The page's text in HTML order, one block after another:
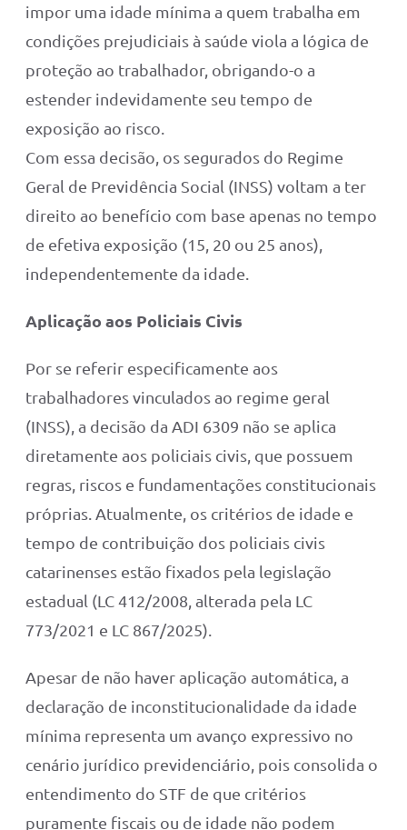
impor uma idade mínima a quem trabalha em
condições prejudiciais à saúde viola a lógica de
proteção ao trabalhador, obrigando-o a
estender indevidamente seu tempo de
exposição ao risco.
Com essa decisão, os segurados do Regime
Geral de Previdência Social (INSS) voltam a ter
direito ao benefício com base apenas no tempo
de efetiva exposição (15, 20 ou 25 anos),
independentemente da idade.
Aplicação aos Policiais Civis
Por se referir especificamente aos
trabalhadores vinculados ao regime geral
(INSS), a decisão da ADI 6309 não se aplica
diretamente aos policiais civis, que possuem
regras, riscos e fundamentações constitucionais
próprias. Atualmente, os critérios de idade e
tempo de contribuição dos policiais civis
catarinenses estão fixados pela legislação
estadual (LC 412/2008, alterada pela LC
773/2021 e LC 867/2025).
Apesar de não haver aplicação automática, a
declaração de inconstitucionalidade da idade
mínima representa um avanço expressivo no
cenário jurídico previdenciário, pois consolida o
entendimento do STF de que critérios
puramente fiscais ou de idade não podem